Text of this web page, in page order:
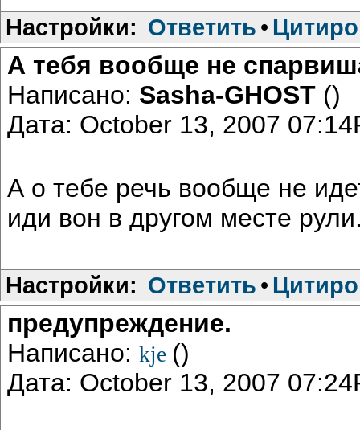
Настройки: Ответить •
А тебя вообще не
Написано: Sasha-GHOST ()
Дата: October 13, 2007
А о тебе речь вообще не
иди вон в другом месте
Настройки: Ответить •
предупреждение.
Написано: kje ()
Дата: October 13, 2007